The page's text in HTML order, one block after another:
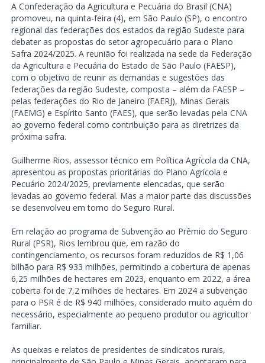
A Confederação da Agricultura e Pecuária do Brasil (CNA)
promoveu, na quinta-feira (4), em São Paulo (SP), o encontro
regional das federações dos estados da região Sudeste para
debater as propostas do setor agropecuário para o Plano
Safra 2024/2025. A reunião foi realizada na sede da Federação
da Agricultura e Pecuária do Estado de São Paulo (FAESP),
com o objetivo de reunir as demandas e sugestões das
federações da região Sudeste, composta – além da FAESP –
pelas federações do Rio de Janeiro (FAERJ), Minas Gerais
(FAEMG) e Espírito Santo (FAES), que serão levadas pela CNA
ao governo federal como contribuição para as diretrizes da
próxima safra.
Guilherme Rios, assessor técnico em Política Agrícola da CNA,
apresentou as propostas prioritárias do Plano Agrícola e
Pecuário 2024/2025, previamente elencadas, que serão
levadas ao governo federal. Mas a maior parte das discussões
se desenvolveu em torno do Seguro Rural.
Em relação ao programa de Subvenção ao Prêmio do Seguro
Rural (PSR), Rios lembrou que, em razão do
contingenciamento, os recursos foram reduzidos de R$ 1,06
bilhão para R$ 933 milhões, permitindo a cobertura de apenas
6,25 milhões de hectares em 2023, enquanto em 2022, a área
coberta foi de 7,2 milhões de hectares. Em 2024 a subvenção
para o PSR é de R$ 940 milhões, considerado muito aquém do
necessário, especialmente ao pequeno produtor ou agricultor
familiar.
As queixas e relatos de presidentes de sindicatos rurais,